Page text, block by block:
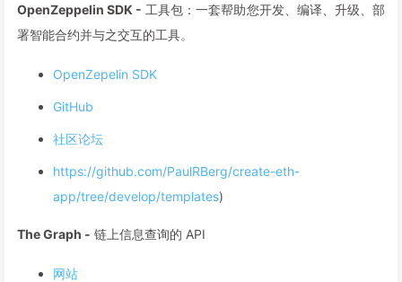
OpenZeppelin SDK - 工具包：一套帮助您开发、编译、升级、部
署智能合约并与之交互的工具。
OpenZepelin SDK
GitHub
社区论坛
https://github.com/PaulRBerg/create-eth-
app/tree/develop/templates)
The Graph - 链上信息查询的 API
网站